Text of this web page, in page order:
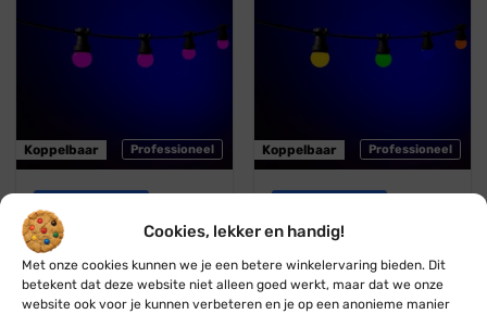
Cookies, lekker en handig!
Met onze cookies kunnen we je een betere winkelervaring bieden. Dit
betekent dat deze website niet alleen goed werkt, maar dat we onze
website ook voor je kunnen verbeteren en je op een anonieme manier
Professioneel
Koppelbaar
Prikkabel · Lichtsnoer ·
Koppelbaar · Lampen:
Roze · Roze bol
Vanaf:€29,95 €27,95
Professioneel
Koppelbaar
Prikkabel · Lichtsnoer ·
Koppelbaar · Lampen: 7
kleuren
Vanaf:€ 32,95 €29,95